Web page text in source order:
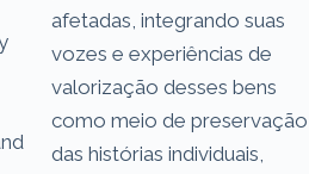
afetadas, integrando suas
vozes e experiências de
valorização desses bens
como meio de preservação
das histórias individuais,